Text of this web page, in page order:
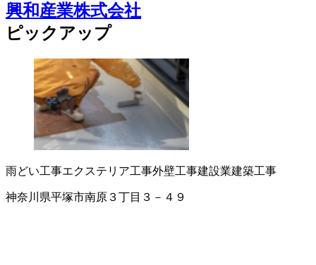
興和産業株式会社
ピックアップ
雨どい工事エクステリア工事外壁工事建設業建築工事
神奈川県平塚市南原３丁目３－４９